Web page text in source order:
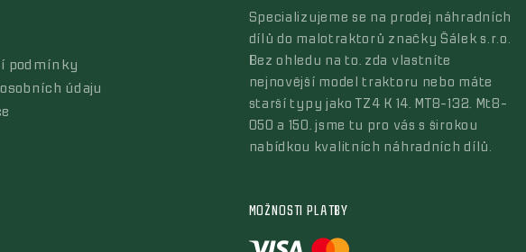
podmínky
údaju
Specializujeme se na prodej náhradních
dílů do malotraktorů značky Šálek s.r.o.
Bez ohledu na to, zda vlastníte
nejnovější model traktoru nebo máte
starší typy jako TZ4 K 14, MT8-132, Mt8-
050 a 150, jsme tu pro vás s širokou
nabídkou kvalitních náhradních dílů.
MOŽNOSTI PLATBY